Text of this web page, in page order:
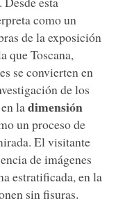
como un
de la exposición
que Toscana,
se convierten en
de los
la dimensión
un proceso de
El visitante
de imágenes
estratificada, en la
sin fisuras.